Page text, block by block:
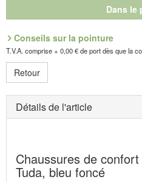
Découvrez les chaussures les
Fabricant : idéalsko S.A.R.L., Rue
Wissembourg, E-mail :
Dans le
Conseils sur la pointure
T.V.A. comprise + 0,00 € de port dès que la
Retour
Détails de l'article
Chaussures de
Tuda, bleu foncé